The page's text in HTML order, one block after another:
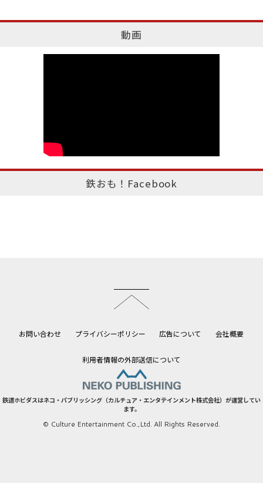
動画
鉄おも！Facebook
お問い合わせ プライバシーポリシー 広告について 会社概要
利用者情報の外部送信について
鉄道ホビダスはネコ・パブリッシング（カルチュア・エンタテインメント株式会社）が運営してい
ます。
© Culture Entertainment Co.,Ltd. All Rights Reserved.